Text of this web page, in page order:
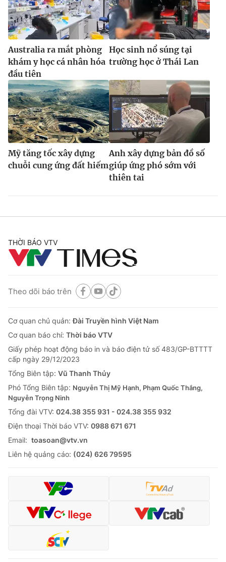
Australia ra mắt phòng
khám y học cá nhân hóa
đầu tiên
Học sinh nổ súng tại
trường học ở Thái Lan
Mỹ tăng tốc xây dựng
chuỗi cung ứng đất hiếm
Anh xây dựng bản đồ số
giúp ứng phó sớm với
thiên tai
THỜI BÁO VTV
Theo dõi báo trên
Cơ quan chủ quản:Đài Truyền hình Việt Nam
Cơ quan báo chí: Thời báo VTV
Giấy phép hoạt động báo in và báo điện tử số 483/GP-BTTTT
cấp ngày 29/12/2023
Tổng Biên tập: Vũ Thanh Thủy
Phó Tổng Biên tập: Nguyễn Thị Mỹ Hạnh, Phạm Quốc Thắng,
Nguyễn Trọng Ninh
Tổng đài VTV: 024.38 355 931 - 024.38 355 932
Ðiện thoại Thời báo VTV: 0988 671 671
Email: toasoan@vtv.vn
Liên hệ quảng cáo: (024) 626 79595